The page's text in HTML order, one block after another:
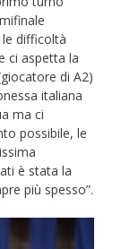
difficoltà
ci aspetta la
di A2)
italiana
ma ci
possibile, le
è stata la
più spesso”.